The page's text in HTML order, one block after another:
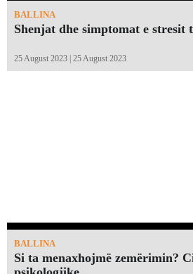
BALLINA
Shenjat dhe simptomat e stresit
25 August 2023 | 25 August 2023
BALLINA
Si ta menaxhojmë zemërimin?